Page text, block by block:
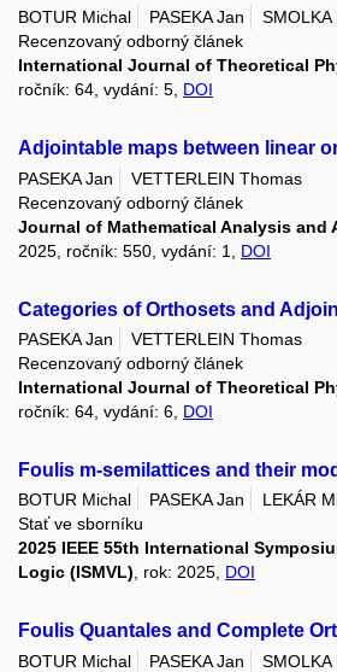
BOTUR Michal PASEKA Jan
SMOLKA
Recenzovaný odborný článek
International Journal of Theoretical
ročník: 64, vydání: 5, DOI
Adjointable maps between linear
PASEKA Jan
VETTERLEIN Thomas
Recenzovaný odborný článek
Journal of Mathematical Analysis and
2025, ročník: 550, vydání: 1, DOI
Categories of Orthosets and
PASEKA Jan
VETTERLEIN Thomas
Recenzovaný odborný článek
International Journal of Theoretical
ročník: 64, vydání: 6, DOI
Foulis m-semilattices and their
BOTUR Michal PASEKA Jan
LEKÁR
Stať ve sborníku
2025 IEEE 55th International
Logic (ISMVL), rok: 2025, DOI
Foulis Quantales and Complete
BOTUR Michal PASEKA Jan
SMOLKA